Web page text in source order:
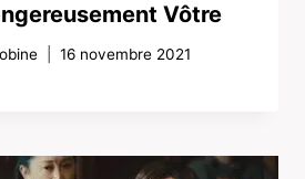
Vôtre
16 novembre 2021